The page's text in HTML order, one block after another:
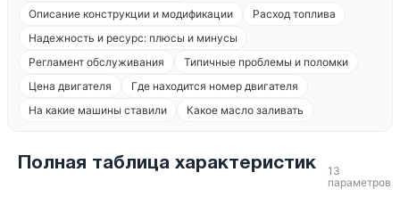
Описание конструкции и модификации
Расход топлива
Надежность и ресурс: плюсы и минусы
Регламент обслуживания
Типичные проблемы и поломки
Цена двигателя
Где находится номер двигателя
На какие машины ставили
Какое масло заливать
Полная таблица характеристик
13
параметров